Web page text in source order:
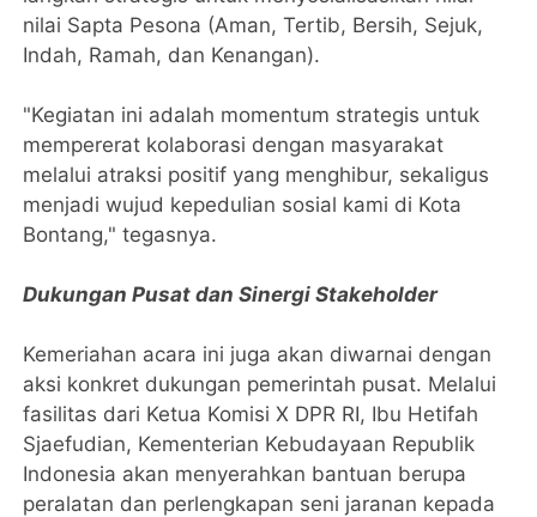
nilai Sapta Pesona (Aman, Tertib, Bersih, Sejuk,
Indah, Ramah, dan Kenangan).
​"Kegiatan ini adalah momentum strategis untuk
mempererat kolaborasi dengan masyarakat
melalui atraksi positif yang menghibur, sekaligus
menjadi wujud kepedulian sosial kami di Kota
Bontang," tegasnya.
​Dukungan Pusat dan Sinergi Stakeholder
​Kemeriahan acara ini juga akan diwarnai dengan
aksi konkret dukungan pemerintah pusat. Melalui
fasilitas dari Ketua Komisi X DPR RI, Ibu Hetifah
Sjaefudian, Kementerian Kebudayaan Republik
Indonesia akan menyerahkan bantuan berupa
peralatan dan perlengkapan seni jaranan kepada